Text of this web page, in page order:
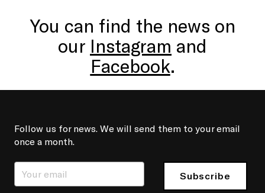
You can find the news on
our Instagram and
Facebook.
Follow us for news. We will send them to your email
once a month.
Subscribe